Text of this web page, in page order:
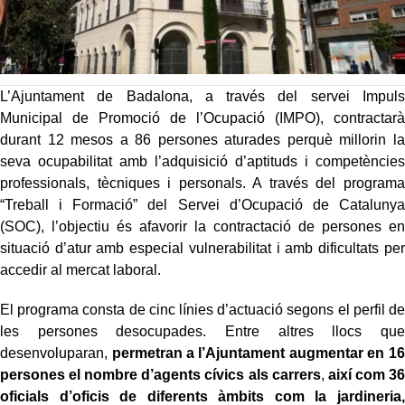
L’Ajuntament de Badalona, a través del servei Impuls
Municipal de Promoció de l’Ocupació (IMPO), contractarà
durant 12 mesos a 86 persones aturades perquè millorin la
seva ocupabilitat amb l’adquisició d’aptituds i competències
professionals, tècniques i personals. A través del programa
“Treball i Formació” del Servei d’Ocupació de Catalunya
(SOC), l’objectiu és afavorir la contractació de persones en
situació d’atur amb especial vulnerabilitat i amb dificultats per
accedir al mercat laboral.
El programa consta de cinc línies d’actuació segons el perfil de
les persones desocupades. Entre altres llocs que
desenvoluparan, permetran a l’Ajuntament augmentar en 16
persones el nombre d’agents cívics als carrers, així com 36
oficials d’oficis de diferents àmbits com la jardineria,